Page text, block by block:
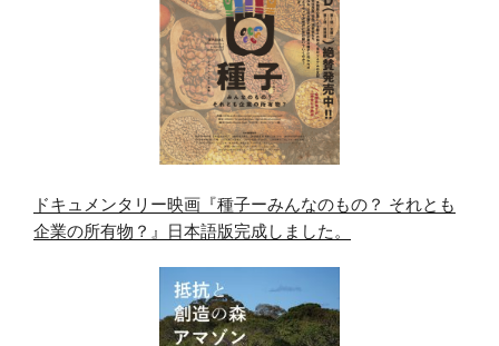
ドキュメンタリー映画『種子ーみんなのもの？ それとも
企業の所有物？』日本語版完成しました。